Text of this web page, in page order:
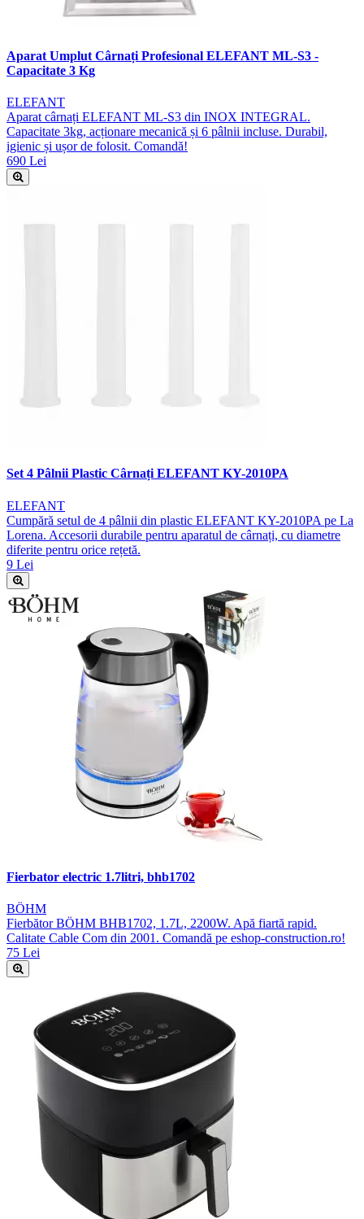
Aparat Umplut Cârnați Profesional ELEFANT ML-S3 -
Capacitate 3 Kg
ELEFANT
Aparat cârnați ELEFANT ML-S3 din INOX INTEGRAL.
Capacitate 3kg, acționare mecanică și 6 pâlnii incluse. Durabil,
igienic și ușor de folosit. Comandă!
690 Lei
Set 4 Pâlnii Plastic Cârnați ELEFANT KY-2010PA
ELEFANT
Cumpără setul de 4 pâlnii din plastic ELEFANT KY-2010PA pe La
Lorena. Accesorii durabile pentru aparatul de cârnați, cu diametre
diferite pentru orice rețetă.
9 Lei
Fierbator electric 1.7litri, bhb1702
BÖHM
Fierbător BÖHM BHB1702, 1.7L, 2200W. Apă fiartă rapid.
Calitate Cable Com din 2001. Comandă pe eshop-construction.ro!
75 Lei